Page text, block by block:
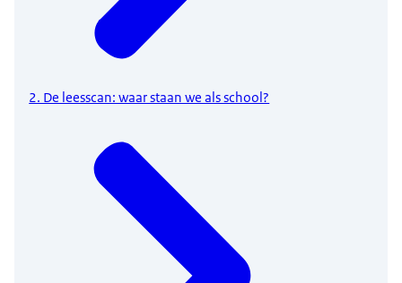
2. De leesscan: waar staan we als school?